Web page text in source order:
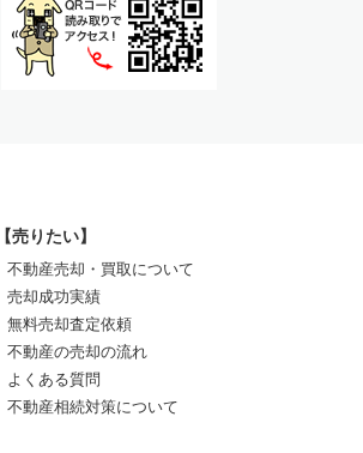
【売りたい】
不動産売却・買取について
売却成功実績
無料売却査定依頼
不動産の売却の流れ
よくある質問
不動産相続対策について